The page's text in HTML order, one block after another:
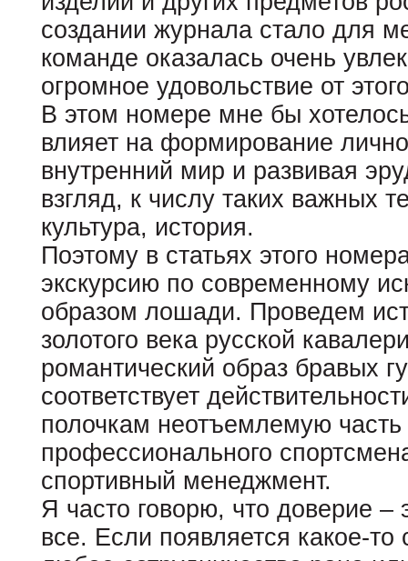
создании журнала стало для
команде оказалась очень
огромное удовольствие от
В этом номере мне бы
влияет на формирование
внутренний мир и развивая
взгляд, к числу таких важных
культура, история.
Поэтому в статьях этого
экскурсию по современному
образом лошади. Проведем
золотого века русской
романтический образ бравых
соответствует
полочкам неотъемлемую
профессионального
спортивный менеджмент.
Я часто говорю, что доверие –
все. Если появляется какое-